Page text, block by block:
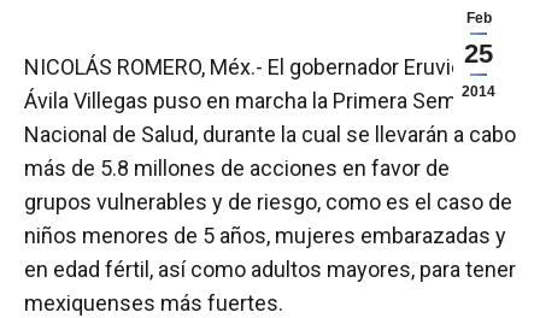
Feb
25
2014
NICOLÁS ROMERO, Méx.- El gobernador Eruviel
Ávila Villegas puso en marcha la Primera Semana
Nacional de Salud, durante la cual se llevarán a cabo
más de 5.8 millones de acciones en favor de
grupos vulnerables y de riesgo, como es el caso de
niños menores de 5 años, mujeres embarazadas y
en edad fértil, así como adultos mayores, para tener
mexiquenses más fuertes.